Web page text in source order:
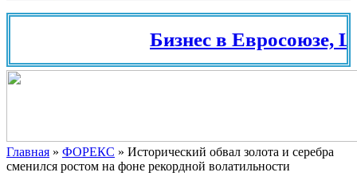
Бизнес в Евросоюзе,
Главная » ФОРЕКС » Исторический обвал золота и серебра
сменился ростом на фоне рекордной волатильности